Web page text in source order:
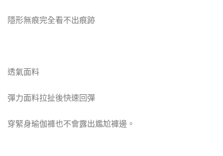
隱形無痕完全看不出痕跡
透氣面料
彈力面料拉扯後快速回彈
穿緊身瑜伽褲也不會露出尷尬褲邊。